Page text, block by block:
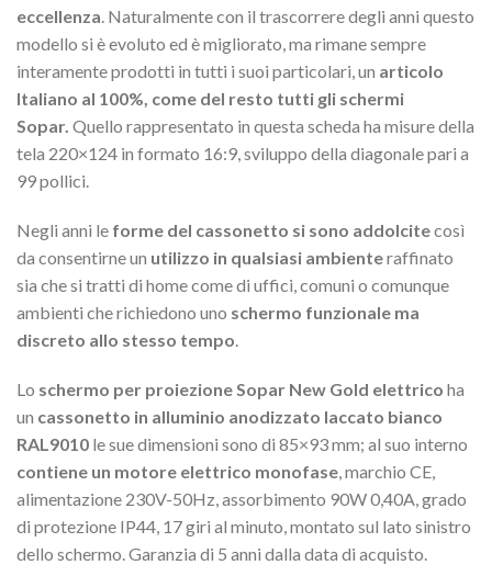
eccellenza. Naturalmente con il trascorrere degli anni questo
modello si è evoluto ed è migliorato, ma rimane sempre
interamente prodotti in tutti i suoi particolari, un articolo
Italiano al 100%, come del resto tutti gli schermi
Sopar. Quello rappresentato in questa scheda ha misure della
tela 220×124 in formato 16:9, sviluppo della diagonale pari a
99 pollici.
Negli anni le forme del cassonetto si sono addolcitecosì
da consentirne un utilizzo in qualsiasi ambienteraffinato
sia che si tratti di home come di uffici, comuni o comunque
ambienti che richiedono uno schermo funzionale ma
discreto allo stesso tempo.
Lo schermo per proiezione Sopar New Gold elettrico ha
un cassonetto in alluminio anodizzato laccato bianco
RAL9010 le sue dimensioni sono di 85×93 mm; al suo interno
contiene un motore elettrico monofase, marchio CE,
alimentazione 230V-50Hz, assorbimento 90W 0,40A, grado
di protezione IP44, 17 giri al minuto, montato sul lato sinistro
dello schermo. Garanzia di 5 anni dalla data di acquisto.